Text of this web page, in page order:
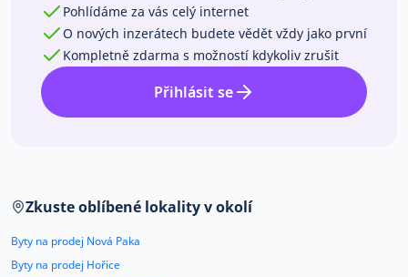
Ceny prodaných nemovitostí
Okamžitý výkup
Co říkají naši zákazníci
Pohlídáme za vás celý internet
O nových inzerátech budete vědět vždy jako první
Kompletně zdarma s možností kdykoliv zrušit
Přihlásit se
Zkuste oblíbené lokality v okolí
Byty na prodej Nová Paka
Byty na prodej Hořice